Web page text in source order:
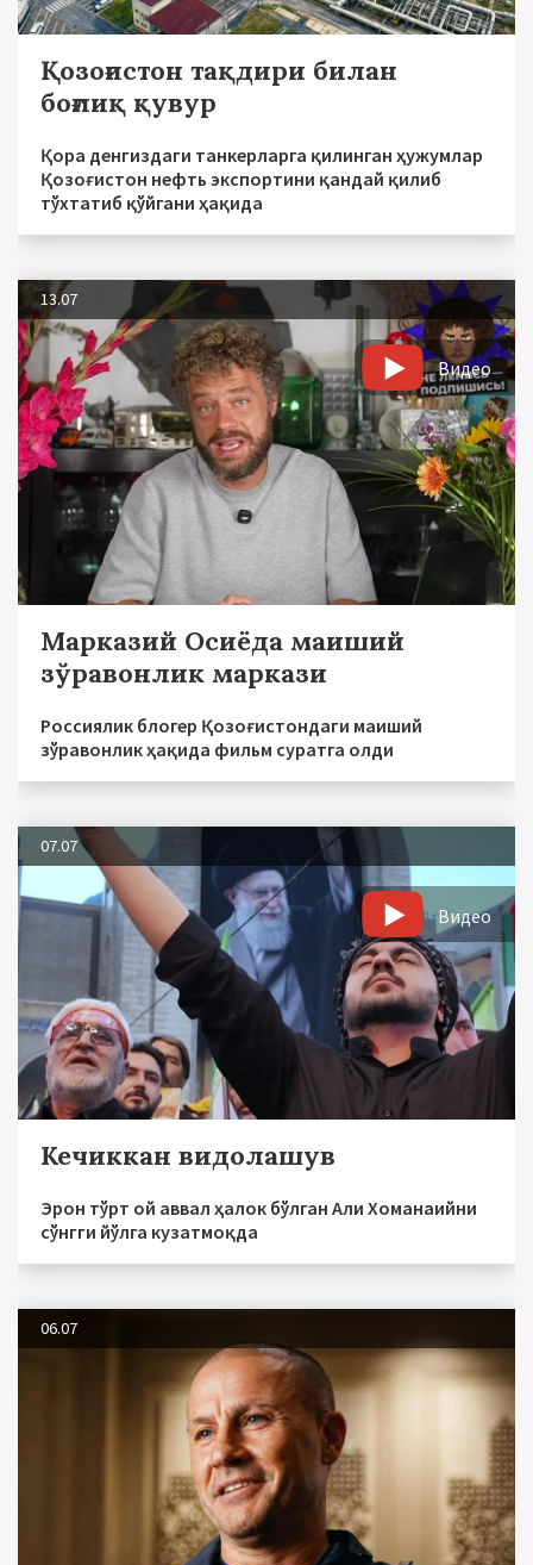
Қозоғистон тақдири билан
боғлиқ қувур
Қора денгиздаги танкерларга қилинган ҳужумлар
Қозоғистон нефть экспортини қандай қилиб
тўхтатиб қўйгани ҳақида
13.07
Видео
Марказий Осиёда маиший
зўравонлик маркази
Россиялик блогер Қозоғистондаги маиший
зўравонлик ҳақида фильм суратга олди
07.07
Видео
Кечиккан видолашув
Эрон тўрт ой аввал ҳалок бўлган Али Хоманаийни
сўнгги йўлга кузатмоқда
06.07